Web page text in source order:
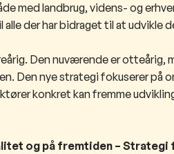
med landbrug, videns- og
der har bidraget til at udvikle
Den nuværende er otteårig,
Den nye strategi fokuserer på
konkret kan fremme
og på fremtiden –